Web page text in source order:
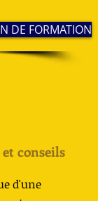
DE FORMATION
conseils
d'une